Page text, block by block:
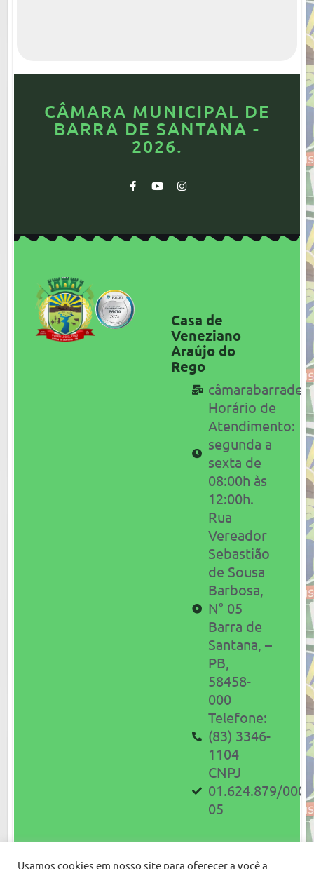
CÂMARA MUNICIPAL DE
BARRA DE SANTANA -
2026.
Casa de
Veneziano
Araújo do
Rego
Horário de
Atendimento:
segunda a
sexta de
08:00h às
12:00h.
Rua
Vereador
Sebastião
de Sousa
Barbosa,
N° 05
Barra de
Santana, –
PB,
58458-
000
Telefone:
(83) 3346-
1104
CNPJ
01.624.879/
05
Usamos cookies em nosso site para oferecer a você a